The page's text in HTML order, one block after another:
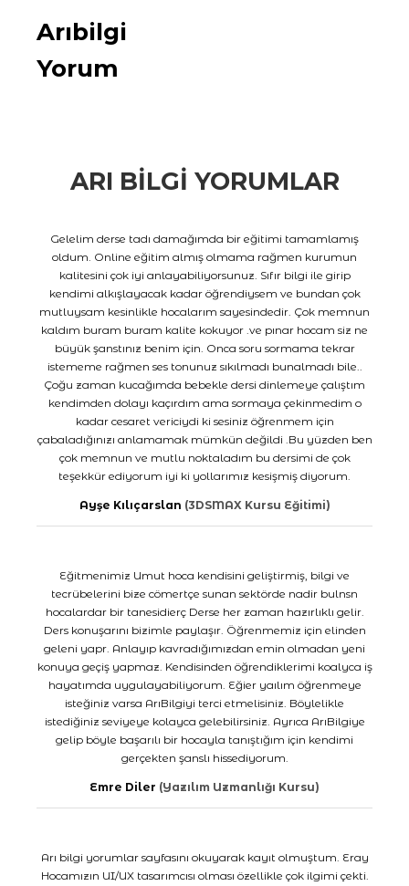
Arıbilgi
Yorum
ARI BILGI YORUMLAR
Gelelim derse tadı damağımda bir eğitimi tamamlamış
oldum. Online eğitim almış olmama rağmen kurumun
kalitesini çok iyi anlayabiliyorsunuz. Sıfır bilgi ile girip
kendimi alkışlayacak kadar öğrendiysem ve bundan çok
mutluysam kesinlikle hocalarım sayesindedir. Çok memnun
kaldım buram buram kalite kokuyor .ve pınar hocam siz ne
büyük şanstınız benim için. Onca soru sormama tekrar
istememe rağmen ses tonunuz sıkılmadı bunalmadı bile..
Çoğu zaman kucağımda bebekle dersi dinlemeye çalıştım
kendimden dolayı kaçırdım ama sormaya çekinmedim o
kadar cesaret vericiydi ki sesiniz öğrenmem için
çabaladığınızı anlamamak mümkün değildi .Bu yüzden ben
çok memnun ve mutlu noktaladım bu dersimi de çok
teşekkür ediyorum iyi ki yollarımız kesişmiş diyorum.
Ayşe Kılıçarslan (3DSMAX Kursu Eğitimi)
Eğitmenimiz Umut hoca kendisini geliştirmiş, bilgi ve
tecrübelerini bize cömertçe sunan sektörde nadir bulnsn
hocalardar bir tanesidierç Derse her zaman hazırlıklı gelir.
Ders konuşarını bizimle paylaşır. Öğrenmemiz için elinden
geleni yapr. Anlayıp kavradığımızdan emin olmadan yeni
konuya geçiş yapmaz. Kendisinden öğrendiklerimi koalyca iş
hayatımda uygulayabiliyorum. Eğier yaılım öğrenmeye
isteğiniz varsa ArıBilgiyi terci etmelisiniz. Böylelikle
istediğiniz seviyeye kolayca gelebilirsiniz. Ayrıca ArıBilgiye
gelip böyle başarılı bir hocayla tanıştığım için kendimi
gerçekten şanslı hissediyorum.
Emre Diler (Yazılım Uzmanlığı Kursu)
Arı bilgi yorumlar sayfasını okuyarak kayıt olmuştum. Eray
Hocamızın UI/UX tasarımcısı olması özellikle çok ilgimi çekti.